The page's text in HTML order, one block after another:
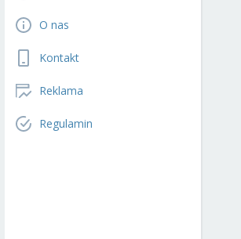
O nas
Kontakt
Reklama
Regulamin